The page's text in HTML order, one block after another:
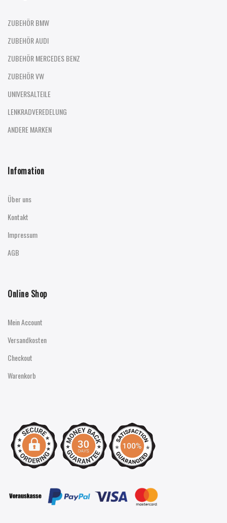
ZUBEHÖR BMW
ZUBEHÖR AUDI
ZUBEHÖR MERCEDES BENZ
ZUBEHÖR VW
UNIVERSALTEILE
LENKRADVEREDELUNG
ANDERE MARKEN
Infomation
Über uns
Kontakt
Impressum
AGB
Online Shop
Mein Account
Versandkosten
Checkout
Warenkorb